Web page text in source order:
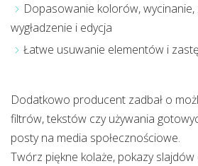
Dopasowanie kolorów, wycinanie,
wygładzenie i edycja
Łatwe usuwanie elementów i
Dodatkowo producent zadbał o
filtrów, tekstów czy używania
posty na media społecznościowe.
Twórz piękne kolaże, pokazy